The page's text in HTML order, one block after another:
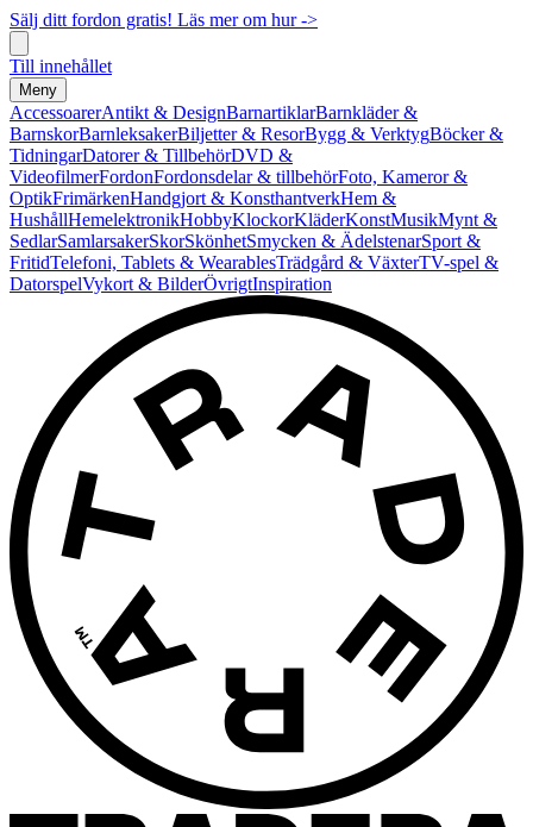
Sälj ditt fordon gratis! Läs mer om hur ->
Till innehållet
Meny
AccessoarerAntikt & DesignBarnartiklarBarnkläder &
BarnskorBarnleksakerBiljetter & ResorBygg & VerktygBöcker &
TidningarDatorer & TillbehörDVD &
VideofilmerFordonFordonsdelar & tillbehörFoto, Kameror &
OptikFrimärkenHandgjort & KonsthantverkHem &
HushållHemelektronikHobbyKlockorKläderKonstMusikMynt &
SedlarSamlarsakerSkorSkönhetSmycken & ÄdelstenarSport &
FritidTelefoni, Tablets & WearablesTrädgård & VäxterTV-spel &
DatorspelVykort & BilderÖvrigtInspiration